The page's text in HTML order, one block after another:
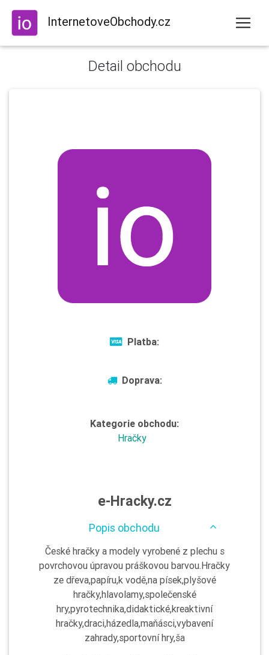
InternetoveObchody.cz
Detail obchodu
Platba:
Doprava:
Kategorie obchodu:
Hračky
e-Hracky.cz
Popis obchodu
České hračky a modely vyrobené z plechu s
povrchovou úpravou práškovou barvou.Hračky
ze dřeva,papíru,k vodě,na písek,plyšové
hračky,hlavolamy,společenské
hry,pyrotechnika,didaktické,kreaktivní
hračky,draci,házedla,maňásci,vybavení
zahrady,sportovní hry,ša